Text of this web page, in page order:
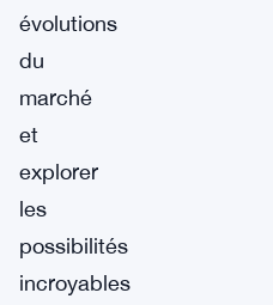
évolutions
du
marché
et
explorer
les
possibilités
incroyables